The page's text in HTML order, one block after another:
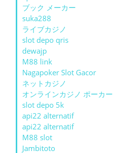
ブック メーカー
suka288
ライブカジノ
slot depo qris
dewajp
M88 link
Nagapoker Slot Gacor
ネットカジノ
オンラインカジノ ポーカー
slot depo 5k
api22 alternatif
api22 alternatif
M88 slot
Jambitoto